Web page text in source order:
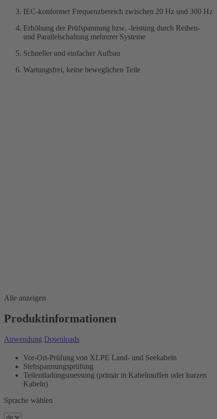
IEC-konformer Frequenzbereich zwischen 20 Hz und 300 Hz
Erhöhung der Prüfspannung bzw. -leistung durch Reihen-
und Parallelschaltung mehrerer Systeme
Schneller und einfacher Aufbau
Wartungsfrei, keine beweglichen Teile
Alle anzeigen
Produktinformationen
Anwendung Downloads
Vor-Ort-Prüfung von XLPE Land- und Seekabeln
Stehspannungsprüfung
Teilentladungsmessung (primär in Kabelmuffen oder kurzen
Kabeln)
Sprache wählen